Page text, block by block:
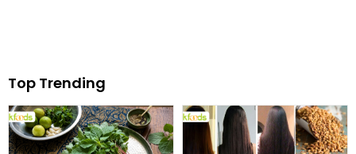
Top Trending